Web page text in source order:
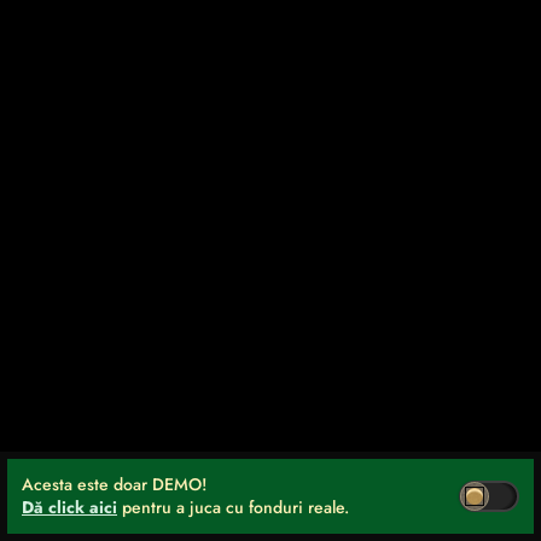
Acesta este doar DEMO!
Dă click aici pentru a juca cu fonduri reale.